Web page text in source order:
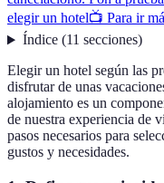
elegir un hotel📺 Para ir
Índice(11 secciones)
Elegir un hotel según las
disfrutar de unas
alojamiento es un
de nuestra experiencia de
pasos necesarios para
gustos y necesidades.